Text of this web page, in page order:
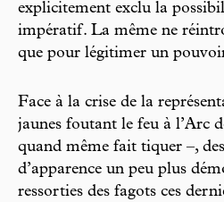
explicitement exclu la
impératif. La même ne
que pour légitimer un
Face à la crise de la
jaunes foutant le feu à l’Arc
quand même fait tiquer –,
d’apparence un peu plus
ressorties des fagots ces